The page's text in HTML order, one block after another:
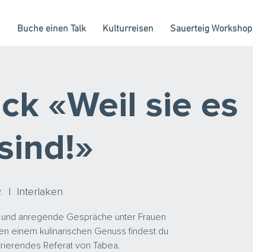
Buche einen Talk Kulturreisen Sauerteig Workshop
«Weil sie es
  |
Interlaken
anregende Gespräche unter Frauen
einem kulinarischen Genuss findest du
Referat von Tabea.